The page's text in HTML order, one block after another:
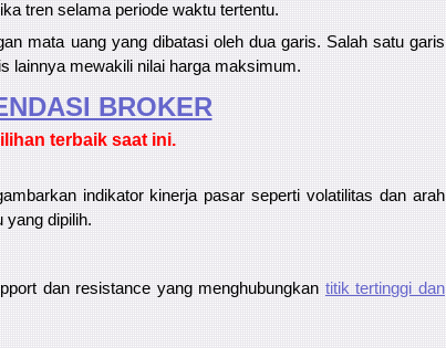
tren selama periode waktu tertentu.
mata uang yang dibatasi oleh dua garis. Salah satu garis
lainnya mewakili nilai harga maksimum.
​​BROKER
terbaik saat ini.
indikator kinerja pasar seperti volatilitas dan arah
yang dipilih.
dan resistance yang menghubungkan titik tertinggi dan